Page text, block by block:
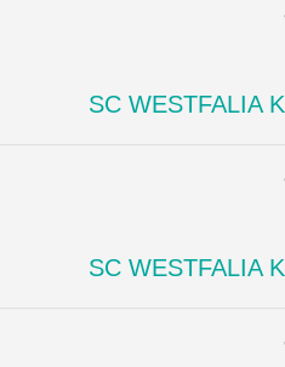
SC WESTFALIA
SC WESTFALIA